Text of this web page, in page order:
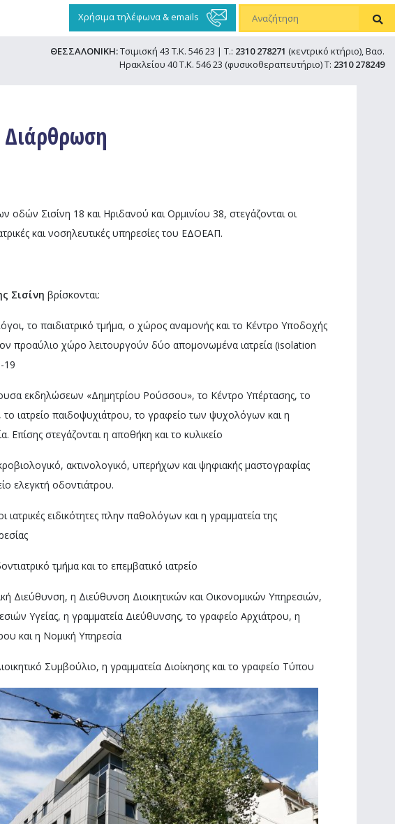
Χρήσιμα τηλέφωνα & emails
ΘΕΣΣΑΛΟΝΙΚΗ:Τσιμισκή 43 Τ.Κ. 546 23 | Τ.: 2310 278271 (κεντρικό κτήριο), Βασ.
Ηρακλείου 40 Τ.Κ. 546 23 (φυσικοθεραπευτήριο) Τ: 2310 278249
Διάρθρωση
οδών Σισίνη 18 και Ηριδανού και Ορμινίου 38, στεγάζονται οι
και νοσηλευτικές υπηρεσίες του ΕΔΟΕΑΠ.
Σισίνη βρίσκονται:
το παιδιατρικό τμήμα, ο χώρος αναμονής και το Κέντρο Υποδοχής
προαύλιο χώρο λειτουργούν δύο απομονωμένα ιατρεία (isolation
19
εκδηλώσεων «Δημητρίου Ρούσσου», το Κέντρο Υπέρτασης, το
το ιατρείο παιδοψυχιάτρου, το γραφείο των ψυχολόγων και η
Επίσης στεγάζονται η αποθήκη και το κυλικείο
ακτινολογικό, υπερήχων και ψηφιακής μαστογραφίας
ελεγκτή οδοντιάτρου.
ειδικότητες πλην παθολόγων και η γραμματεία της
τμήμα και το επεμβατικό ιατρείο
Διεύθυνση, η Διεύθυνση Διοικητικών και Οικονομικών Υπηρεσιών,
Υγείας, η γραμματεία Διεύθυνσης, το γραφείο Αρχιάτρου, η
και η Νομική Υπηρεσία
Συμβούλιο, η γραμματεία Διοίκησης και το γραφείο Τύπου